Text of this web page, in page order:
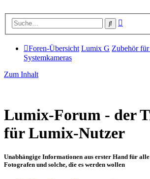
Suche
Foren-Übersicht Lumix G Zubehör
Systemkameras
Zum Inhalt
Lumix-Forum - der
für Lumix-Nutzer
Unabhängige Informationen aus erster Hand für
Fotografen und solche, die es werden wollen